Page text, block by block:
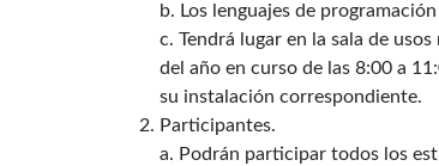
b. Los lenguajes de
c. Tendrá lugar en la sala de
del año en curso de las 8:00 a
su instalación correspondiente.
Participantes.
a. Podrán participar todos los